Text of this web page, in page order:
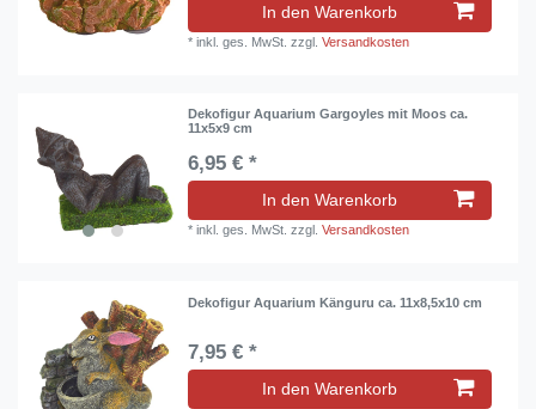
In den Warenkorb
*inkl. ges. MwSt. zzgl.Versandkosten
Dekofigur Aquarium Gargoyles mit Moos ca.
11x5x9 cm
6,95 € *
In den Warenkorb
*inkl. ges. MwSt. zzgl.Versandkosten
Dekofigur Aquarium Känguru ca. 11x8,5x10 cm
7,95 € *
In den Warenkorb